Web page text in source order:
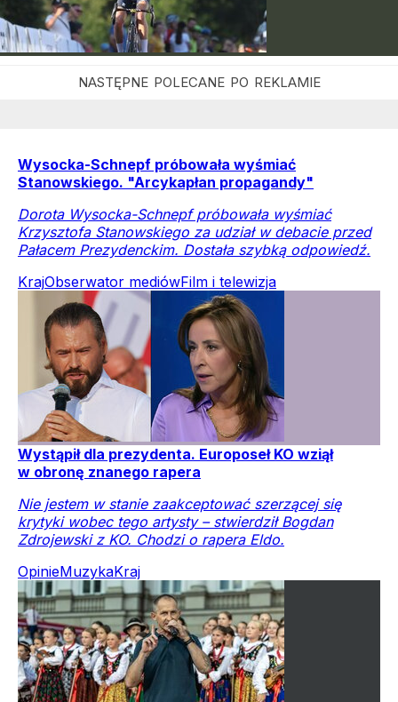
Wysocka-Schnepf próbowała wyśmiać
Stanowskiego. "Arcykapłan propagandy"
Dorota Wysocka-Schnepf próbowała wyśmiać
Krzysztofa Stanowskiego za udział w debacie przed
Pałacem Prezydenckim. Dostała szybką odpowiedź.
KrajObserwator mediówFilm i telewizja
Wystąpił dla prezydenta. Europoseł KO wziął
w obronę znanego rapera
Nie jestem w stanie zaakceptować szerzącej się
krytyki wobec tego artysty – stwierdził Bogdan
Zdrojewski z KO. Chodzi o rapera Eldo.
OpinieMuzykaKraj